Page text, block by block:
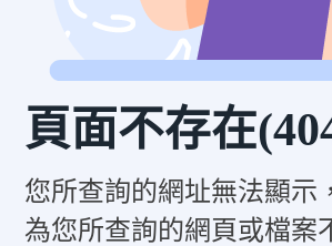
頁面不存在
您所查詢的網址無法顯示
為您所查詢的網頁或檔案